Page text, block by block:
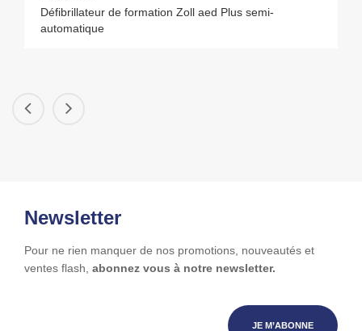
Défibrillateur de formation Zoll aed Plus semi-
automatique
Newsletter
Pour ne rien manquer de nos promotions, nouveautés et
ventes flash, abonnez vous à notre newsletter.
JE M’ABONNE